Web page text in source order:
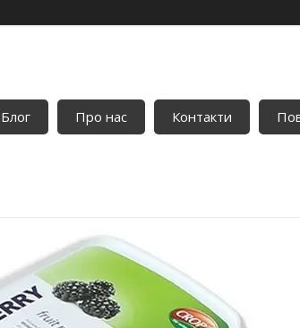
Блог Про нас Контакти